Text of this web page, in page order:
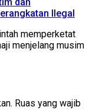
dan
Ilegal
memperketat
menjelang musim
Ruas yang wajib